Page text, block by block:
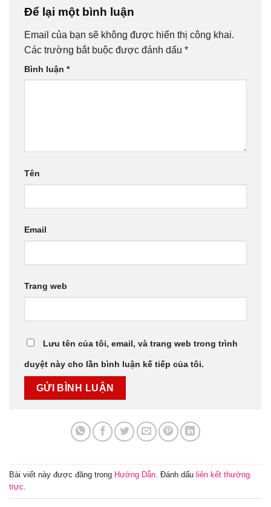
Để lại một bình luận
Email của bạn sẽ không được hiển thị công khai.
Các trường bắt buộc được đánh dấu *
Bình luận *
Tên
Email
Trang web
Lưu tên của tôi, email, và trang web trong trình
duyệt này cho lần bình luận kế tiếp của tôi.
Bài viết này được đăng trong Hướng Dẫn . Đánh dấu liên kết thường
trực